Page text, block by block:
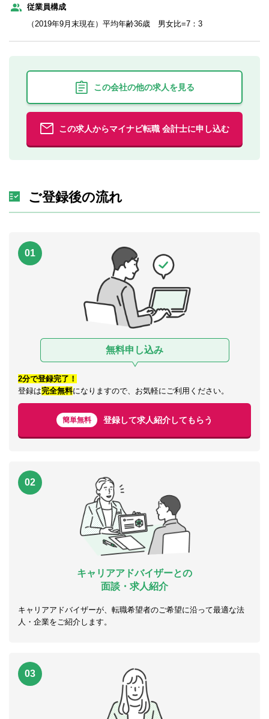
従業員構成
（2019年9月末現在）平均年齢36歳 男女比=7：3
この会社の他の求人を見る
この求人からマイナビ転職 会計士に申し込む
ご登録後の流れ
01
無料申し込み
2分で登録完了！
登録は完全無料になりますので、お気軽にご利用ください。
簡単無料 登録して求人紹介してもらう
02
キャリアアドバイザーとの
面談・求人紹介
キャリアアドバイザーが、転職希望者のご希望に沿って最適な法
人・企業をご紹介します。
03